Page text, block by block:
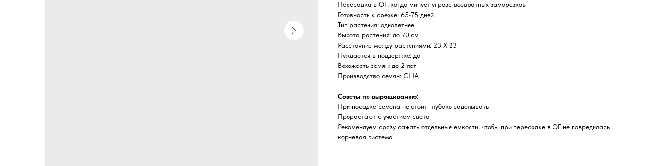
Пересадка в ОГ: когда минует угроза возвратных заморозков
Готовность к срезке: 65-75 дней
Тип растения: однолетнее
Высота растения: до 70 см
Расстояние между растениями: 23 Х 23
Нуждается в поддержке: да
Всхожесть семян: до 2 лет
Производство семян: США
Советы по выращиванию:
При посадке семена не стоит глубоко заделывать
Прорастают с участием света
Рекомендуем сразу сажать отдельные емкости, чтобы при пересадке в ОГ не повредилась
корневая система